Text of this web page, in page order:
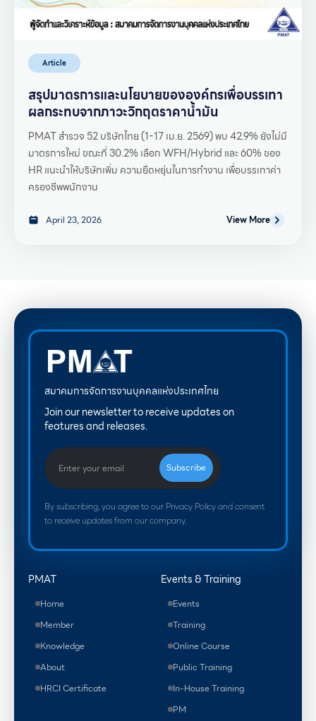
Article
สรุปมาตรการและนโยบายขององค์กรเพื่อบรรเทา
ผลกระทบจากภาวะวิกฤตราคาน้ำมัน
PMAT สำรวจ 52 บริษัทไทย (1-17 เม.ย. 2569) พบ 42.9% ยังไม่มี
มาตรการใหม่ ขณะที่ 30.2% เลือก WFH/Hybrid และ 60% ของ
HR แนะนำให้บริษัทเพิ่ม ความยืดหยุ่นในการทำงาน เพื่อบรรเทาค่า
ครองชีพพนักงาน
April 23, 2026 View More
สมาคมการจัดการงานบุคคลแห่งประเทศไทย
Join our newsletter to receive updates on
features and releases.
By subscribing, you agree to our Privacy Policy and consent
to receive updates from our company.
PMAT
Home
Member
Knowledge
About
HRCI Certificate
Events & Training
Events
Training
Online Course
Public Training
In-House Training
PM